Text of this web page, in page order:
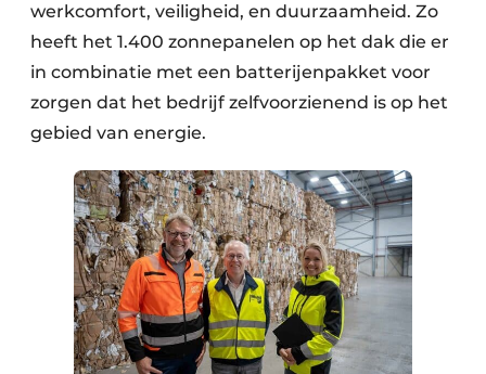
werkcomfort, veiligheid, en duurzaamheid. Zo
heeft het 1.400 zonnepanelen op het dak die er
in combinatie met een batterijenpakket voor
zorgen dat het bedrijf zelfvoorzienend is op het
gebied van energie.